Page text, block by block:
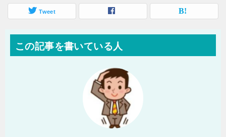
Tweet
この記事を書いている人